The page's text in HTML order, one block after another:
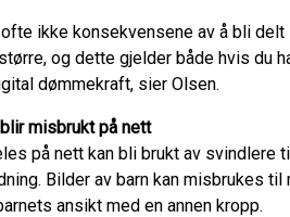
ikke konsekvensene av å bli
og dette gjelder både hvis du
dømmekraft, sier Olsen.
misbrukt på nett
på nett kan bli brukt av
Bilder av barn kan misbrukes
ansikt med en annen kropp.